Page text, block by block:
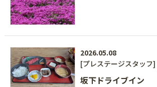
2026.05.08
[プレステージスタッフ]
坂下ドライブイン